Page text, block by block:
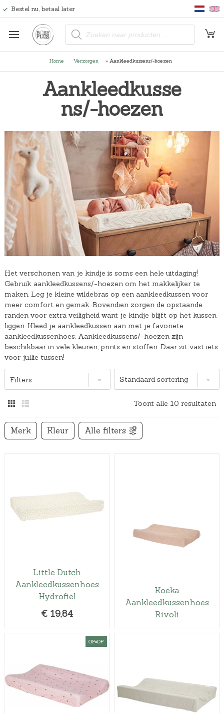
Bestel nu, betaal later
P
o
n
z
o
e
k
e
Home Verzorgen » Aankleedkussens/-hoezen
Aankleedkusse
ns/-hoezen
Het verschonen van je kindje is soms een hele uitdaging!
Gebruik aankleedkussens/-hoezen om het makkelijker te
maken. Leg je kleine wildebras op een aankleedkussen voor
meer comfort en gemak. Bovendien zorgen de opstaande
randen voor extra veiligheid want je kindje blijft op het kussen
liggen. Kleed je aankleedkussen aan met je favoriete
aankleedkussenhoes. Aankleedkussens/-hoezen zijn
beschikbaar in vele kleuren, prints en stoffen. Daar zit vast iets
voor jullie tussen!
Filters
Toont alle 10 resultaten
Merk Kleur Alle filters
Little Dutch
Aankleedkussenhoes
Hydrofiel
€ 19,84
Koeka
Aankleedkussenhoes
Rivoli
OP=OP